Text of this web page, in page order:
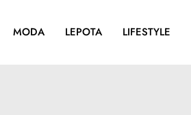
MODA LEPOTA LIFESTYLE